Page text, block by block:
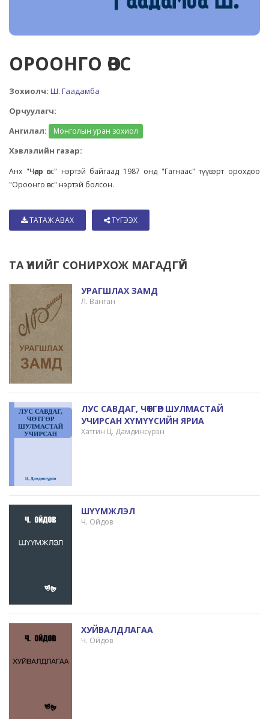
ОРООНГО ӨВС
Зохиолч: Ш. Гаадамба
Орчуулагч:
Ангилал:
Монголын уран зохиол
Хэвлэлийн газар:
Анх "Чөдөр өвс" нэртэй байгаад 1987 онд "Гагнаас" түүвэрт орохдоо
"Ороонго өвс" нэртэй болсон.
ТАТАЖ АВАХ ТҮГЭЭХ
ТА ҮҮНИЙГ СОНИРХОЖ МАГАДГҮЙ
УРАГШЛАХ ЗАМД
Л. Ванган
ЛУС САВДАГ, ЧӨТГӨР ШУЛМАСТАЙ
УЧИРСАН ХҮМҮҮСИЙН ЯРИА
Хатгин Ц. Дамдинсүрэн
ШҮҮМЖЛЭЛ
Ч. Ойдов
ХУЙВАЛДЛАГАА
Ч. Ойдов